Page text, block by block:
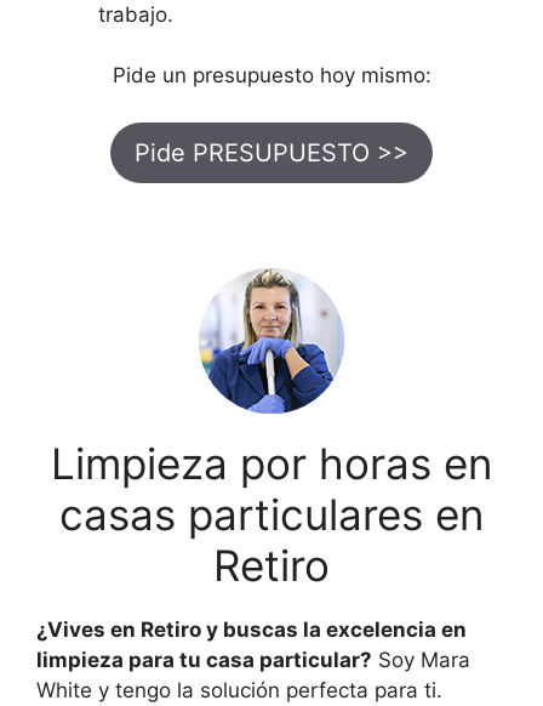
trabajo.
Pide un presupuesto hoy mismo:
Pide PRESUPUESTO >>
Limpieza por horas en
casas particulares en
Retiro
¿Vives en Retiro y buscas la excelencia en
limpieza para tu casa particular? Soy Mara
White y tengo la solución perfecta para ti.